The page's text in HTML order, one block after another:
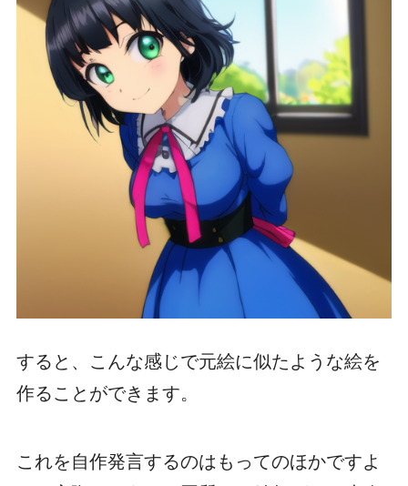
すると、こんな感じで元絵に似たような絵を
作ることができます。
これを自作発言するのはもってのほかですよ